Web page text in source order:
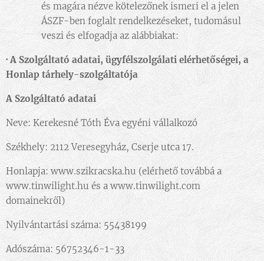
és magára nézve kötelezőnek ismeri el a jelen
ÁSZF-ben foglalt rendelkezéseket, tudomásul
veszi és elfogadja az alábbiakat:
·A Szolgáltató adatai, ügyfélszolgálati elérhetőségei, a
Honlap tárhely-szolgáltatója
A Szolgáltató adatai
Neve: Kerekesné Tóth Éva egyéni vállalkozó
Székhely: 2112 Veresegyház, Cserje utca 17.
Honlapja: www.szikracska.hu (elérhető továbbá a
www.tinwilight.hu és a www.tinwilight.com
domainekről)
Nyilvántartási száma: 55438199
Adószáma: 56752346-1-33